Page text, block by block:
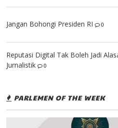
Jangan Bohongi Presiden RI 0
Reputasi Digital Tak Boleh Jadi
Jurnalistik
0
PARLEMEN OF THE WEEK